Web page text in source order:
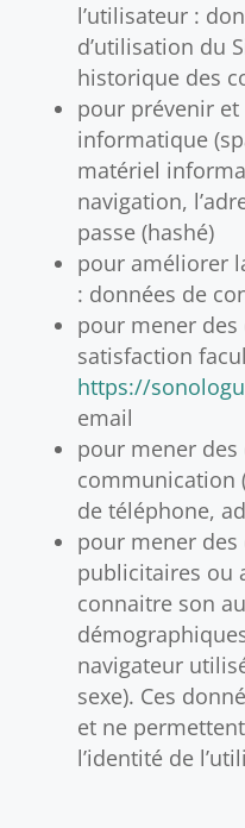
l’utilisateur :
d’utilisation du
historique des
pour prévenir
informatique
matériel
navigation,
passe (hashé)
pour améliorer
: données de
pour mener des
satisfaction
https://
email
pour mener des
communication
de téléphone,
pour mener des
publicitaires ou
connaitre son
navigateur
sexe). Ces
et ne
l’identité de